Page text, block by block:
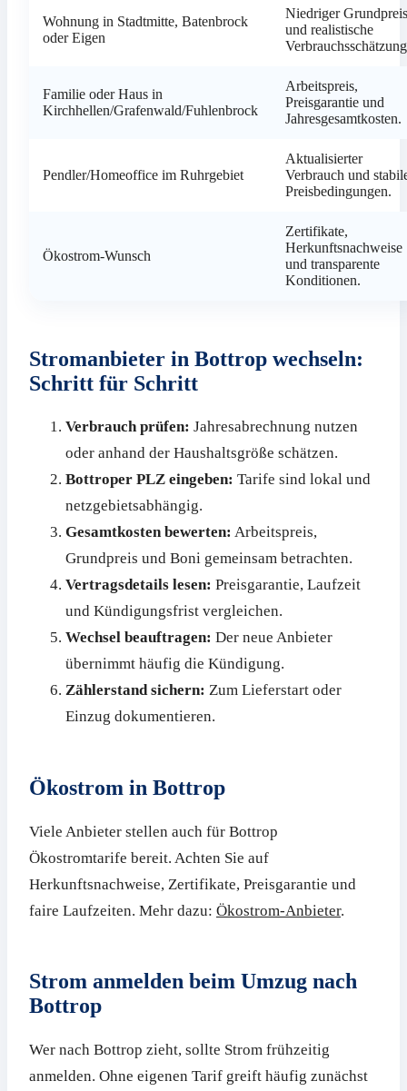
Wohnung in Stadtmitte, Batenbrock
oder Eigen
Niedriger Grundpreis
und realistische
Familie oder Haus in
Kirchhellen/Grafenwald/Fuhlenbrock
Arbeitspreis,
Preisgarantie und
Jahresgesamtkosten.
Pendler/Homeoffice im Ruhrgebiet
Aktualisierter
Verbrauch und
Preisbedingungen.
Ökostrom-Wunsch
Zertifikate,
Herkunftsnachweise
und transparente
Konditionen.
Stromanbieter in Bottrop wechseln:
Schritt für Schritt
Verbrauch prüfen: Jahresabrechnung nutzen
oder anhand der Haushaltsgröße schätzen.
Bottroper PLZ eingeben: Tarife sind lokal und
netzgebietsabhängig.
Gesamtkosten bewerten: Arbeitspreis,
Grundpreis und Boni gemeinsam betrachten.
Vertragsdetails lesen: Preisgarantie, Laufzeit
und Kündigungsfrist vergleichen.
Wechsel beauftragen: Der neue Anbieter
übernimmt häufig die Kündigung.
Zählerstand sichern: Zum Lieferstart oder
Einzug dokumentieren.
Ökostrom in Bottrop
Viele Anbieter stellen auch für Bottrop
Ökostromtarife bereit. Achten Sie auf
Herkunftsnachweise, Zertifikate, Preisgarantie und
faire Laufzeiten. Mehr dazu: Ökostrom-Anbieter.
Strom anmelden beim Umzug nach
Bottrop
Wer nach Bottrop zieht, sollte Strom frühzeitig
anmelden. Ohne eigenen Tarif greift häufig zunächst